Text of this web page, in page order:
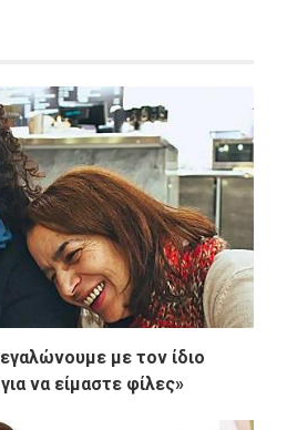
με τον ίδιο
να είμαστε φίλες»